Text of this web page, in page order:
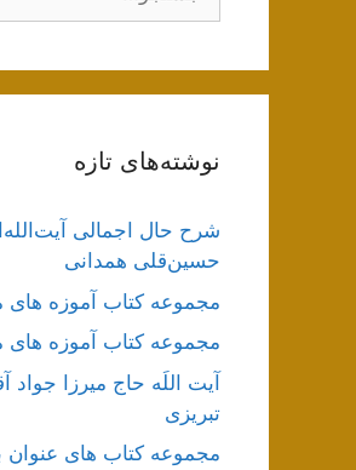
نوشته‌های تازه
شرح حال اجمالی
حسین‌قلی همدانی
مجموعه کتاب آموزه
مجموعه کتاب آموزه
آیت اللَه حاج میرزا جواد
تبریزی
مجموعه کتاب های